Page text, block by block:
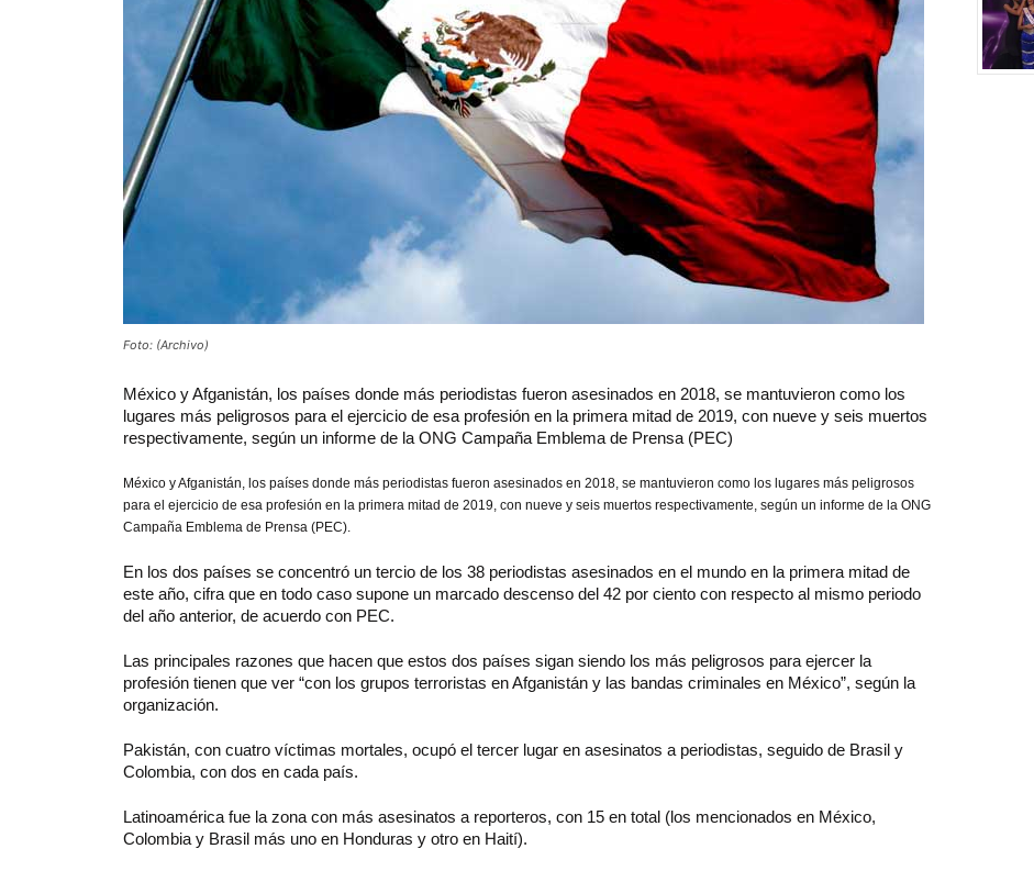
Foto: (Archivo)
México y Afganistán, los países donde más periodistas fueron asesinados en 2018, se mantuvieron como los
lugares más peligrosos para el ejercicio de esa profesión en la primera mitad de 2019, con nueve y seis muertos
respectivamente, según un informe de la ONG Campaña Emblema de Prensa (PEC)
México y Afganistán, los países donde más periodistas fueron asesinados en 2018, se mantuvieron como los lugares más peligrosos
para el ejercicio de esa profesión en la primera mitad de 2019, con nueve y seis muertos respectivamente, según un informe de la ONG
Campaña Emblema de Prensa (PEC).
En los dos países se concentró un tercio de los 38 periodistas asesinados en el mundo en la primera mitad de
este año, cifra que en todo caso supone un marcado descenso del 42 por ciento con respecto al mismo periodo
del año anterior, de acuerdo con PEC.
Las principales razones que hacen que estos dos países sigan siendo los más peligrosos para ejercer la
profesión tienen que ver “con los grupos terroristas en Afganistán y las bandas criminales en México”, según la
organización.
Pakistán, con cuatro víctimas mortales, ocupó el tercer lugar en asesinatos a periodistas, seguido de Brasil y
Colombia, con dos en cada país.
Latinoamérica fue la zona con más asesinatos a reporteros, con 15 en total (los mencionados en México,
Colombia y Brasil más uno en Honduras y otro en Haití).